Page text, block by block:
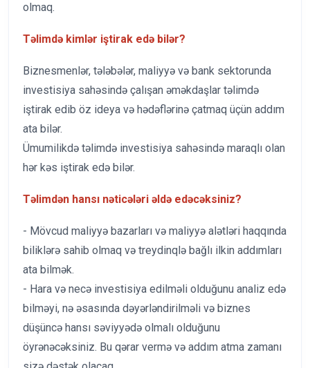
olmaq.
Təlimdə kimlər iştirak edə bilər?
Biznesmenlər, tələbələr, maliyyə və bank sektorunda
investisiya sahəsində çalışan əməkdaşlar təlimdə
iştirak edib öz ideya və hədəflərinə çatmaq üçün addım
ata bilər.
Ümumilikdə təlimdə investisiya sahəsində maraqlı olan
hər kəs iştirak edə bilər.
Təlimdən hansı nəticələri əldə edəcəksiniz?
- Mövcud maliyyə bazarları və maliyyə alətləri haqqında
biliklərə sahib olmaq və treydinqlə bağlı ilkin addımları
ata bilmək.
- Hara və necə investisiya edilməli olduğunu analiz edə
bilməyi, nə əsasında dəyərləndirilməli və biznes
düşüncə hansı səviyyədə olmalı olduğunu
öyrənəcəksiniz. Bu qərar vermə və addım atma zamanı